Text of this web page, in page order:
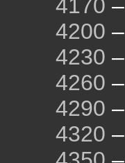
4170 –
4200 –
4230 –
4260 –
4290 –
4320 –